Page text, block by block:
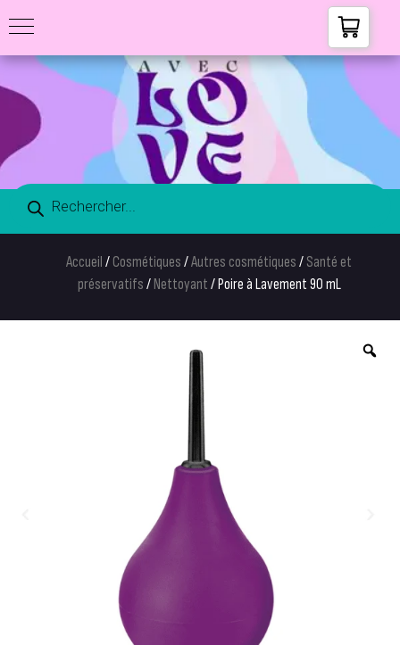
Accueil / Cosmétiques /Autres cosmétiques / Santé et
préservatifs / Nettoyant / Poire à Lavement 90 mL